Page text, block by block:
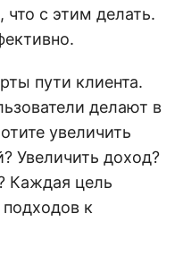
что с этим делать.
пути клиента.
делают в
увеличить
Увеличить доход?
Каждая цель
к